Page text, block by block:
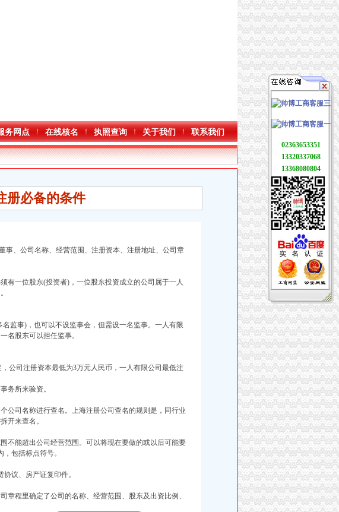
务网点 在线核名 执照查询 关于我们 联系我们
册必备的条件
事、公司名称、经营范围、注册资本、注册地址、公司章
有一位股东(投资者)，一位股东投资成立的公司属于一人
监事)，也可以不设监事会，但需设一名监事。一人有限
名股东可以担任监事。
公司注册资本最低为3万元人民币，一人有限公司最低注
务所来验资。
公司名称进行查名。上海注册公司查名的规则是，同行业
开来查名。
不能超出公司经营范围。可以将现在要做的或以后可能要
包括标点符号。
议、房产证复印件。
程里确定了公司的名称、经营范围、股东及出资比例、
02363653351
13320337068
13368080804